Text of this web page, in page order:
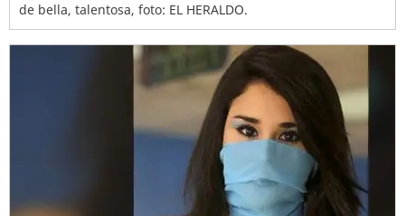
de bella, talentosa, foto: EL HERALDO.